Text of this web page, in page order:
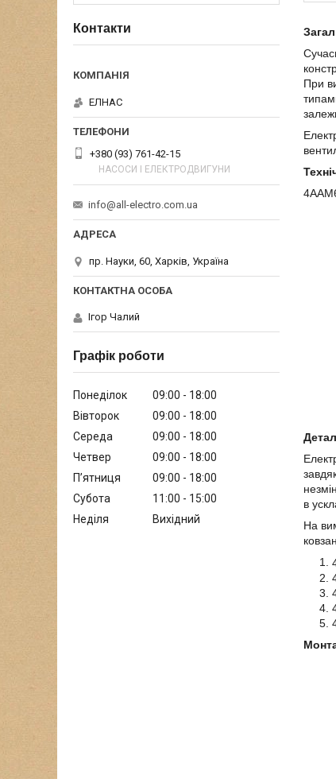
При
в
На
Контакти
ЕЛНАС
+380 (93) 761-42-15
НАСОСИ І ЕЛЕКТРОДВИГУНИ
info@all-electro.com.ua
пр. Науки, 60, Харків, Україна
Ігор Чалий
Графік роботи
Понеділок 09:00
18:00
Вівторок
09:00
18:00
Середа
09:00
18:00
Четвер
09:00
18:00
Пʼятниця
09:00
18:00
Субота
11:00
15:00
Неділя
Вихідний